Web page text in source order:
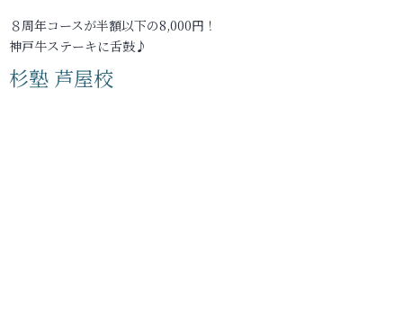
８周年コースが半額以下の8,000円！
神戸牛ステーキに舌鼓♪
杉塾 芦屋校